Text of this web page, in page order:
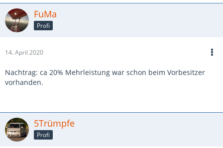
FuMa
Profi
14. April 2020
Nachtrag: ca 20% Mehrleistung war schon beim Vorbesitzer
vorhanden.
5Trümpfe
Profi